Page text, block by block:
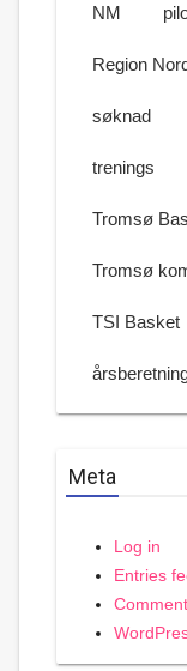
NM
Region
søknad
trenings
Tromsø
Tromsø
TSI Basket
Meta
Log in
Entries